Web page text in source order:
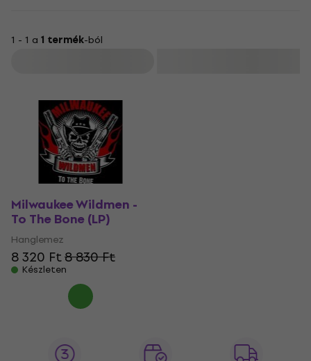
1 - 1 a 1 termék-ból
Milwaukee Wildmen -
To The Bone (LP)
Hanglemez
8 320 Ft8 830 Ft
Készleten